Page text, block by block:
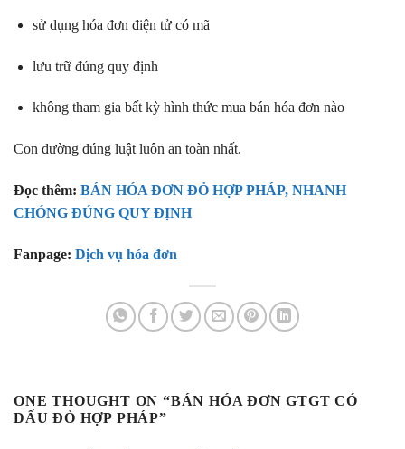
sử dụng hóa đơn điện tử có mã
lưu trữ đúng quy định
không tham gia bất kỳ hình thức mua bán hóa đơn nào
Con đường đúng luật luôn an toàn nhất.
Đọc thêm: BÁN HÓA ĐƠN ĐỎ HỢP PHÁP, NHANH
CHÓNG ĐÚNG QUY ĐỊNH
Fanpage: Dịch vụ hóa đơn
ONE THOUGHT ON “BÁN HÓA ĐƠN GTGT CÓ
DẤU ĐỎ HỢP PHÁP”